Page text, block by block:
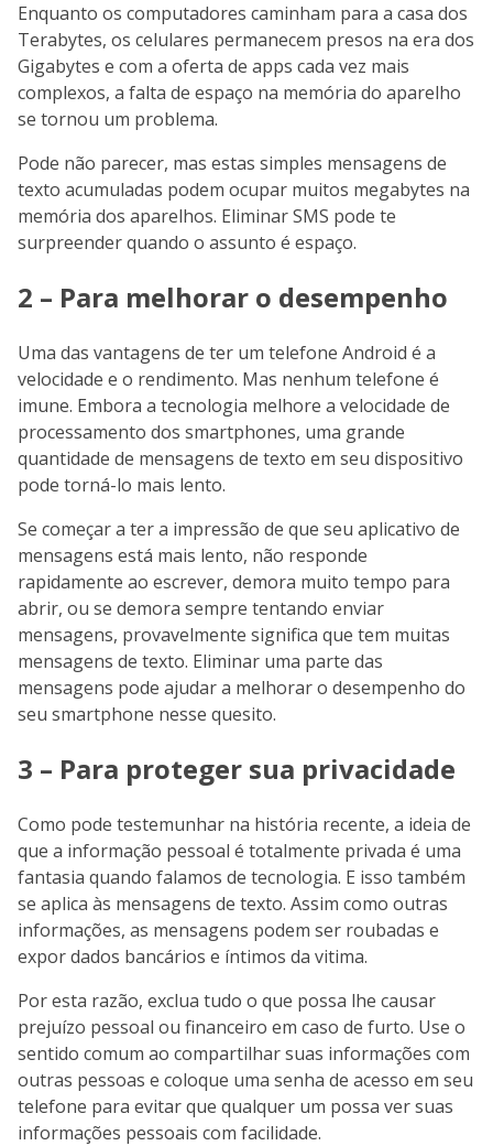
Enquanto os computadores caminham para a casa dos
Terabytes, os celulares permanecem presos na era dos
Gigabytes e com a oferta de apps cada vez mais
complexos, a falta de espaço na memória do aparelho
se tornou um problema.
Pode não parecer, mas estas simples mensagens de
texto acumuladas podem ocupar muitos megabytes na
memória dos aparelhos. Eliminar SMS pode te
surpreender quando o assunto é espaço.
2 – Para melhorar o desempenho
Uma das vantagens de ter um telefone Android é a
velocidade e o rendimento. Mas nenhum telefone é
imune. Embora a tecnologia melhore a velocidade de
processamento dos smartphones, uma grande
quantidade de mensagens de texto em seu dispositivo
pode torná-lo mais lento.
Se começar a ter a impressão de que seu aplicativo de
mensagens está mais lento, não responde
rapidamente ao escrever, demora muito tempo para
abrir, ou se demora sempre tentando enviar
mensagens, provavelmente significa que tem muitas
mensagens de texto. Eliminar uma parte das
mensagens pode ajudar a melhorar o desempenho do
seu smartphone nesse quesito.
3 – Para proteger sua privacidade
Como pode testemunhar na história recente, a ideia de
que a informação pessoal é totalmente privada é uma
fantasia quando falamos de tecnologia. E isso também
se aplica às mensagens de texto. Assim como outras
informações, as mensagens podem ser roubadas e
expor dados bancários e íntimos da vitima.
Por esta razão, exclua tudo o que possa lhe causar
prejuízo pessoal ou financeiro em caso de furto. Use o
sentido comum ao compartilhar suas informações com
outras pessoas e coloque uma senha de acesso em seu
telefone para evitar que qualquer um possa ver suas
informações pessoais com facilidade.